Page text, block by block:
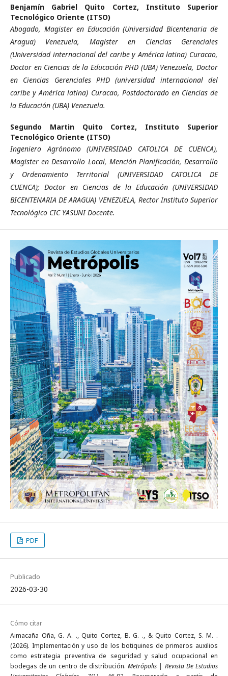
Benjamín Gabriel Quito Cortez, Instituto Superior
Tecnológico Oriente (ITSO)
Abogado, Magister en Educación (Universidad Bicentenaria de
Aragua) Venezuela, Magister en Ciencias Gerenciales
(Universidad internacional del caribe y América latina) Curacao,
Doctor en Ciencias de la Educación PHD (UBA) Venezuela, Doctor
en Ciencias Gerenciales PHD (universidad internacional del
caribe y América latina) Curacao, Postdoctorado en Ciencias de
la Educación (UBA) Venezuela.
Segundo Martin Quito Cortez, Instituto Superior
Tecnológico Oriente (ITSO)
Ingeniero Agrónomo (UNIVERSIDAD CATOLICA DE CUENCA),
Magister en Desarrollo Local, Mención Planificación, Desarrollo
y Ordenamiento Territorial (UNIVERSIDAD CATOLICA DE
CUENCA); Doctor en Ciencias de la Educación (UNIVERSIDAD
BICENTENARIA DE ARAGUA) VENEZUELA, Rector Instituto Superior
Tecnológico CIC YASUNI Docente.
PDF
Publicado
2026-03-30
Cómo citar
Aimacaña Oña, G. A. ., Quito Cortez, B. G. ., & Quito Cortez, S. M. .
(2026). Implementación y uso de los botiquines de primeros auxilios
como estrategia preventiva de seguridad y salud ocupacional en
bodegas de un centro de distribución.Metrópolis | Revista De Estudios